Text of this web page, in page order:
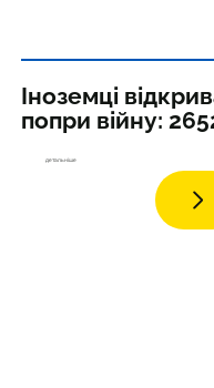
Іноземці
попри війну:
детальніше